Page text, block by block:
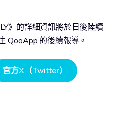
》的詳細資訊將於日後陸續
QooApp 的後續報導。
官方X（Twitter）